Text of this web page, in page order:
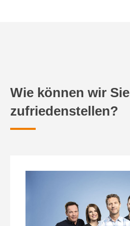
Wie können wir Sie
zufriedenstellen?